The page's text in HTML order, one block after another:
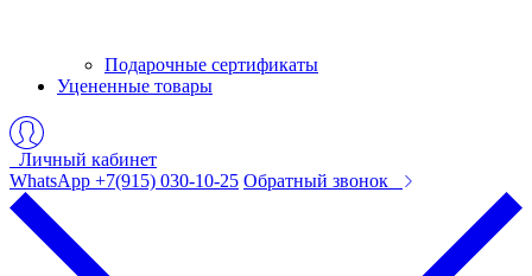
Подарочные сертификаты
Уцененные товары
Личный кабинет
WhatsApp +7(915) 030-10-25 Обратный звонок